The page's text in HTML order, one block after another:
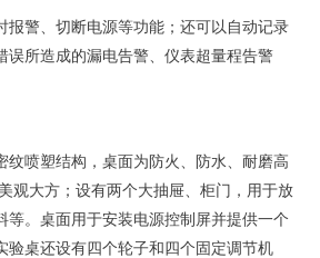
报警、切断电源等功能；还可以自动记录
误所造成的漏电告警、仪表超量程告警
纹喷塑结构，桌面为防火、防水、耐磨高
观大方；设有两个大抽屉、柜门，用于放
等。桌面用于安装电源控制屏并提供一个
验桌还设有四个轮子和四个固定调节机